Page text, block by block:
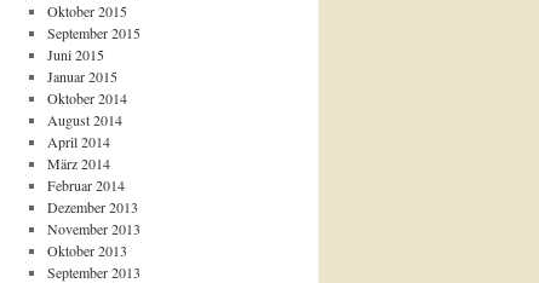
Oktober 2015
September 2015
Juni 2015
Januar 2015
Oktober 2014
August 2014
April 2014
März 2014
Februar 2014
Dezember 2013
November 2013
Oktober 2013
September 2013